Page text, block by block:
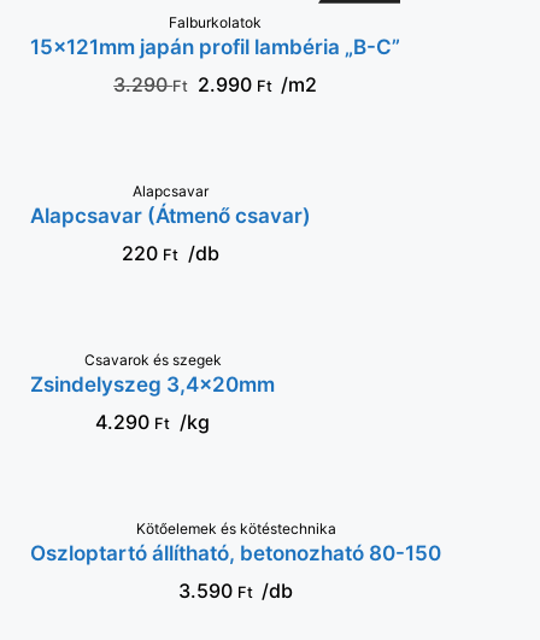
KOSÁRBA
Falburkolatok
15x121mm japán profil lambéria „B-C”
3.290Ft 2.990 Ft /m2
VÁLASSZ OPCIÓT
Alapcsavar
Alapcsavar (Átmenő csavar)
220 Ft /db
KOSÁRBA
Csavarok és szegek
Zsindelyszeg 3,4x20mm
4.290 Ft /kg
KOSÁRBA
Kötőelemek és kötéstechnika
Oszloptartó állítható, betonozható 80-150
3.590 Ft /db